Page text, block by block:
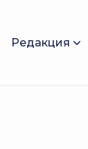
Редакция